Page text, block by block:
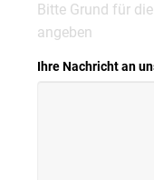
Bitte Grund für
angeben
Ihre Nachricht an